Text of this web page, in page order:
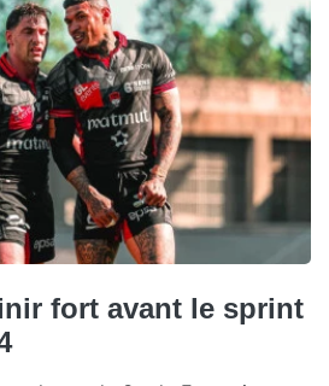
fort avant le sprint